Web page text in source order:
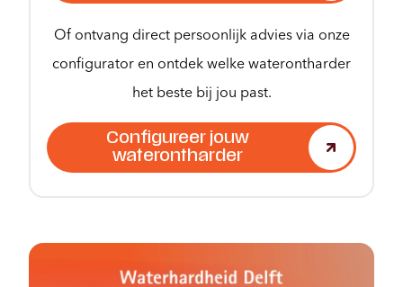
Of ontvang direct persoonlijk advies via onze
configurator en ontdek welke waterontharder
het beste bij jou past.
Configureer jouw
waterontharder